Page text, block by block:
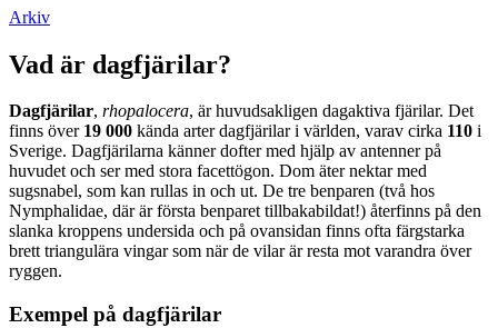
Arkiv
Vad är dagfjärilar?
Dagfjärilar, rhopalocera, är huvudsakligen dagaktiva fjärilar. Det
finns över 19 000 kända arter dagfjärilar i världen, varav cirka 110 i
Sverige. Dagfjärilarna känner dofter med hjälp av antenner på
huvudet och ser med stora facettögon. Dom äter nektar med
sugsnabel, som kan rullas in och ut. De tre benparen (två hos
Nymphalidae, där är första benparet tillbakabildat!) återfinns på den
slanka kroppens undersida och på ovansidan finns ofta färgstarka
brett triangulära vingar som när de vilar är resta mot varandra över
ryggen.
Exempel på dagfjärilar